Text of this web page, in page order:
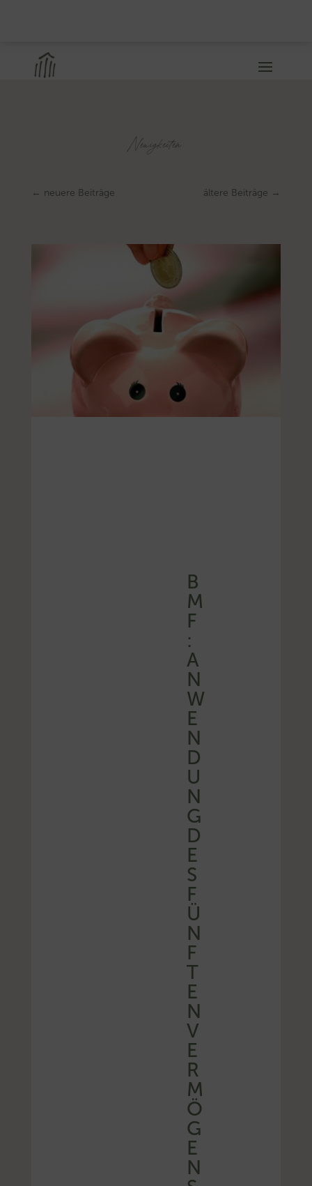
Neuigkeiten
← neuere Beiträge ältere Beiträge →
B
M
F
:
A
N
W
E
N
D
U
N
G
D
E
S
F
Ü
N
F
T
E
N
V
E
R
M
Ö
G
E
N